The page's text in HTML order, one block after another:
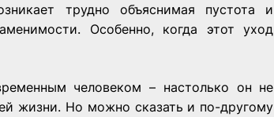
трудно объяснимая пустота и
Особенно, когда этот уход
человеком – настолько он не
жизни. Но можно сказать и по-другому